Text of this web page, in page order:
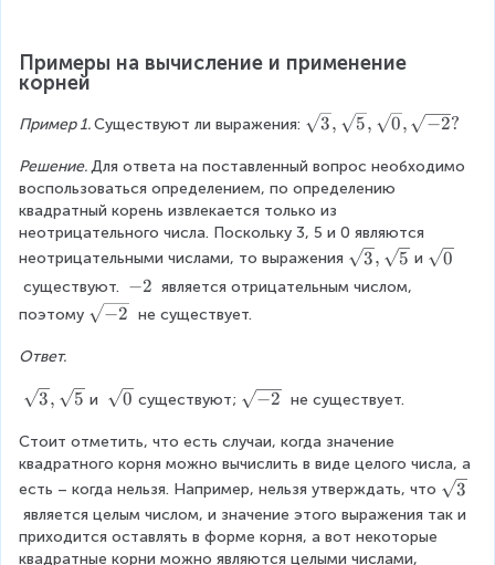
^
2
2
^
2
2
=
^
a
c
{
k
}
{
2
Примеры на вычисление и применение
корней
Пример 1. Существуют ли выражения: \
q
r
t
3
,
\
,
\
s
r
t
0
3, 5, 0, −2?
Решение. Для ответа на поставленный вопрос необходимо
воспользоваться определением, по определению
квадратный корень извлекается только из
неотрицательного числа. Поскольку 3, 5 и 0 являются
неотрицательными числами, то выражения \
s
s
q
t
5
3, 5 и \ 0
существуют. -
2
−2 является отрицательным числом,
поэтому \
t
-
2
}
−2 не существует.
Ответ.
\
q
r
t
3
,
\
3, 5 и \
q
r
t
0
0 существуют; \
q
r
t
{
-
2
−2 не существует.
Стоит отметить, что есть случаи, когда значение
квадратного корня можно вычислить в виде целого числа, а
есть – когда нельзя. Например, нельзя утверждать, что \
s
3
является целым числом, и значение этого выражения так и
приходится оставлять в форме корня, а вот некоторые
квадратные корни можно являются целыми числами,